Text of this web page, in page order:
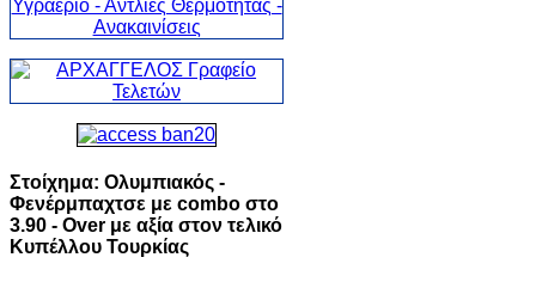
Στοίχημα: Ολυμπιακός -
Φενέρμπαχτσε με combo στο
3.90 - Over με αξία στον τελικό
Κυπέλλου Τουρκίας